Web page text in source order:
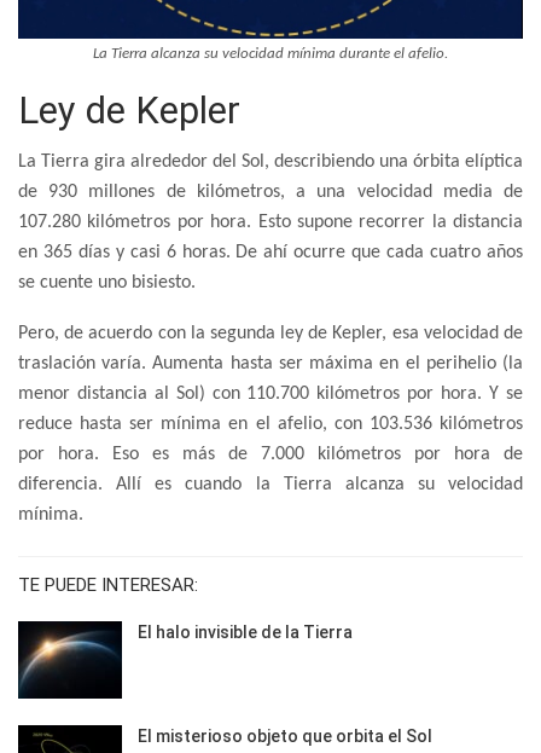
La Tierra alcanza su velocidad mínima durante el afelio.
Ley de Kepler
La Tierra gira alrededor del Sol, describiendo una órbita elíptica
de 930 millones de kilómetros, a una velocidad media de
107.280 kilómetros por hora. Esto supone recorrer la distancia
en 365 días y casi 6 horas. De ahí ocurre que cada cuatro años
se cuente uno bisiesto.
Pero, de acuerdo con la segunda ley de Kepler, esa velocidad de
traslación varía. Aumenta hasta ser máxima en el perihelio (la
menor distancia al Sol) con 110.700 kilómetros por hora. Y se
reduce hasta ser mínima en el afelio, con 103.536 kilómetros
por hora. Eso es más de 7.000 kilómetros por hora de
diferencia. Allí es cuando la Tierra alcanza su velocidad
mínima.
TE PUEDE INTERESAR:
El halo invisible de la Tierra
El misterioso objeto que orbita el Sol